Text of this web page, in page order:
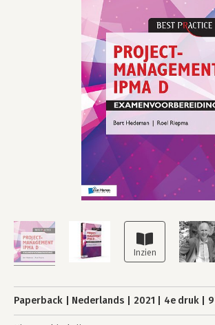
Paperback Nederlands 2021 4e druk